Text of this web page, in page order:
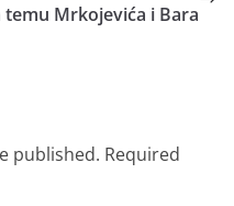
Mrkojevića i Bara
published. Required